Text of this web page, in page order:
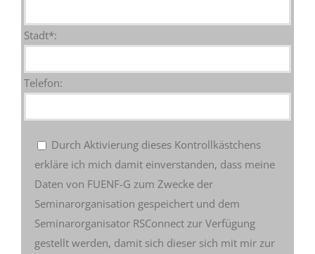
Stadt*:
Telefon:
Durch Aktivierung dieses Kontrollkästchens
erkläre ich mich damit einverstanden, dass meine
Daten von FUENF-G zum Zwecke der
Seminarorganisation gespeichert und dem
Seminarorganisator RSConnect zur Verfügung
gestellt werden, damit sich dieser sich mit mir zur